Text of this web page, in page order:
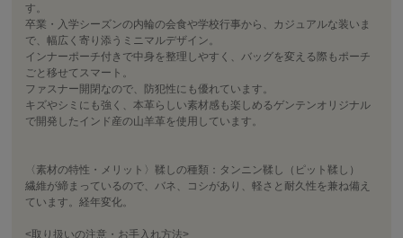
す。
卒業・入学シーズンの内輪の会食や学校行事から、カジュアルな装いま
で、幅広く寄り添うミニマルデザイン。
インナーポーチ付きで中身を整理しやすく、バッグを変える際もポーチ
ごと移せてスマート。
ファスナー開閉なので、防犯性にも優れています。
キズやシミにも強く、本革らしい素材感も楽しめるゲンテンオリジナル
で開発したインド産の山羊革を使用しています。
〈素材の特性・メリット〉鞣しの種類：タンニン鞣し（ピット鞣し）
繊維が締まっているので、バネ、コシがあり、軽さと耐久性を兼ね備え
ています。経年変化。
<取り扱いの注意・お手入れ方法>